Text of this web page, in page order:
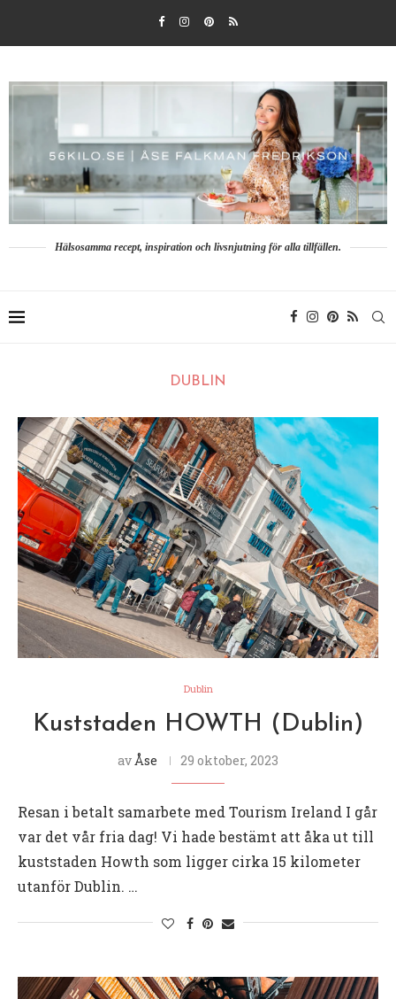
Hälsosamma recept, inspiration och livsnjutning för alla tillfällen.
DUBLIN
Dublin
Kuststaden HOWTH (Dublin)
av Åse 29 oktober, 2023
Resan i betalt samarbete med Tourism Ireland I går
var det vår fria dag! Vi hade bestämt att åka ut till
kuststaden Howth som ligger cirka 15 kilometer
utanför Dublin. …